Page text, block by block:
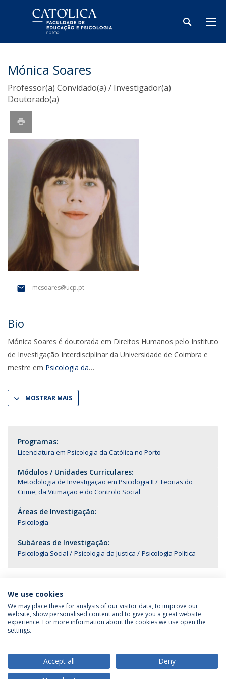
Mónica Soares
Professor(a) Convidado(a) / Investigador(a)
Doutorado(a)
mcsoares@ucp.pt
Bio
Mónica Soares é doutorada em Direitos Humanos pelo Instituto
de Investigação Interdisciplinar da Universidade de Coimbra e
mestre em Psicologia da
MOSTRAR MAIS
Programas:
Licenciatura em Psicologia da Católica no Porto
Módulos / Unidades Curriculares:
Metodologia de Investigação em Psicologia II
Teorias do
Crime, da Vitimação e do Controlo Social
Áreas de Investigação:
Psicologia
Subáreas de Investigação:
Psicologia Social Psicologia da Justiça Psicologia Política
Política de Privacidade
Termos & Condições
We use cookies
We may place these for analysis of our visitor data, to improve our
website, show personalised content and to give you a great website
experience. For more information about the cookies we use open the
settings.
Accept all
Deny